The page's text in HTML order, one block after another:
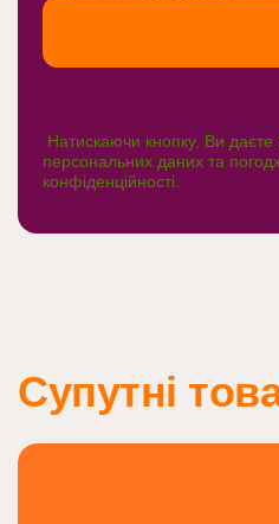
Натискаючи кнопку, Ви даєте
персональних даних та
конфіденційності
Супутні